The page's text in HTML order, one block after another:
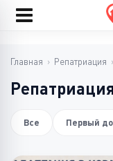
Главная › Репатриация ›
Все Первый